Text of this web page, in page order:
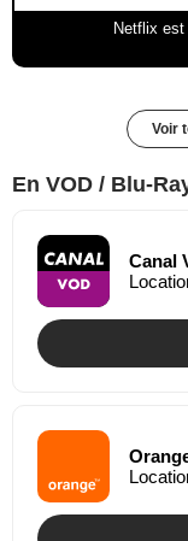
Netflix
Voir
En VOD / Blu-
Canal